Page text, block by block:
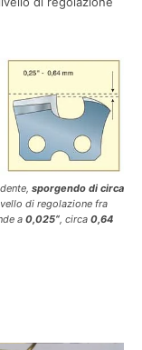
sporgendo di circa
di regolazione fra
a 0,025“ , circa 0,64